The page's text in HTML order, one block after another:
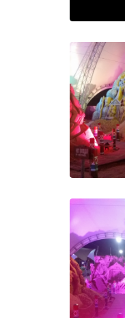
Колесо
Колесо
заходе